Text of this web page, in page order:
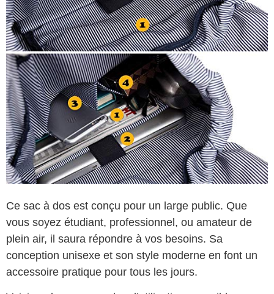
Ce sac à dos est conçu pour un large public. Que
vous soyez étudiant, professionnel, ou amateur de
plein air, il saura répondre à vos besoins. Sa
conception unisexe et son style moderne en font un
accessoire pratique pour tous les jours.